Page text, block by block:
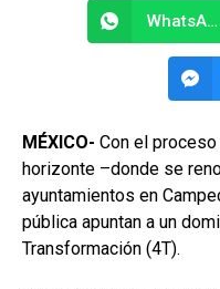
WhatsApp
MÉXICO- Con el
horizonte –donde se
ayuntamientos en
pública apuntan a un
Transformación (4T).